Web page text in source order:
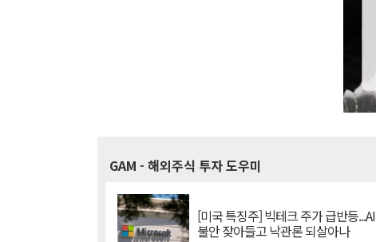
GAM - 해외주식 투자 도우미
[미국 특징주] 빅테크 주가 급반등...AI
불안 잦아들고 낙관론 되살아나